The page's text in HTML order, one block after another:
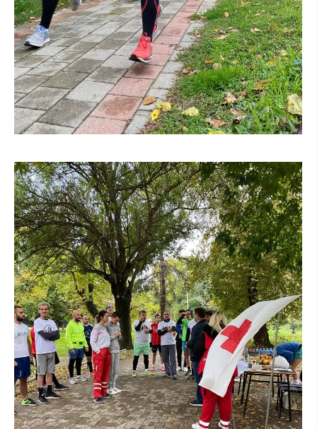
МЕЃУНАРОДНА СОРАБОТКА
ДОГОВОРИ
ЗНАЧЕЊЕ НА СЛУЖБАТА ЗА БАРАЊЕ
ФОРМУЛАРИ ЗА БАРАЊА
ЗДРАВСТВЕНО ПРЕВЕНТИВНА ДЕЈНОСТ
КРВОДАРИТЕЛСТВО
ИНФОРМАЦИИ ЗА БОЛЕСТИ
МЕНАЏМЕНТ НА ВОЛОНТЕРИ
ЗА НАС
ДЕЈСТВУВАЊЕ
ПРИРАЧНИЦИ